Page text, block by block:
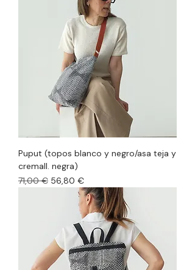
Puput (topos blanco y negro/asa teja y
cremall. negra)
Precio
71,00 € Precio de oferta
56,80 €